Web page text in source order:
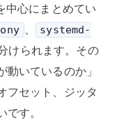
中心にまとめてい
、
systemd-
けられます。その
いているのか」
フセット、ジッタ
す。